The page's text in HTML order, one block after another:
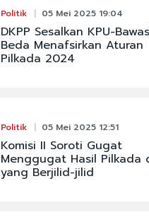
Politik 05 Mei 2025 19:04
DKPP Sesalkan KPU-
Beda Menafsirkan Aturan
Pilkada 2024
Politik 05 Mei 2025 12:51
Komisi II Soroti Gugat
Menggugat Hasil Pilkada
yang Berjilid-jilid